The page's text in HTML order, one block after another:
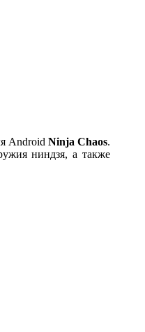
Android Ninja Chaos.
ниндзя, а также